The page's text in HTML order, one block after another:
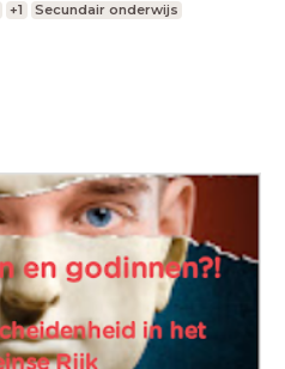
+1
Secundair onderwijs